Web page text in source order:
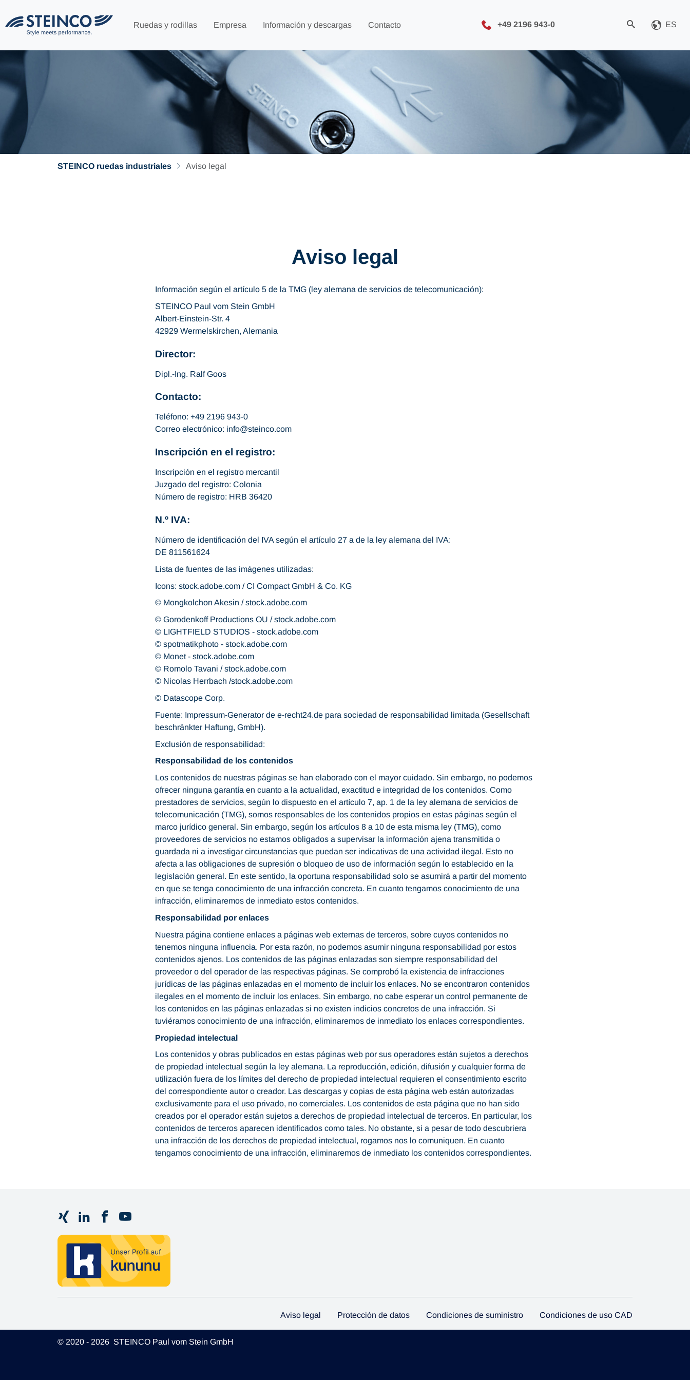
Ruedas y rodillas Empresa Información y descargas Contacto +49 2196 943-0 ES
STEINCO ruedas industriales Aviso legal
Aviso legal
Información según el artículo 5 de la TMG (ley alemana de servicios de telecomunicación):
STEINCO Paul vom Stein GmbH
Albert-Einstein-Str. 4
42929 Wermelskirchen, Alemania
Director:
Dipl.-Ing. Ralf Goos
Contacto:
Teléfono: +49 2196 943-0
Correo electrónico: info
steinco.com
Inscripción en el registro:
Inscripción en el registro mercantil
Juzgado del registro: Colonia
Número de registro: HRB 36420
N.º IVA:
Número de identificación del IVA según el artículo 27 a de la ley alemana del IVA:
DE 811561624
Lista de fuentes de las imágenes utilizadas:
Icons: stock.adobe.com / CI Compact GmbH & Co. KG
© Mongkolchon Akesin / stock.adobe.com
© Gorodenkoff Productions OU / stock.adobe.com
© LIGHTFIELD STUDIOS - stock.adobe.com
© spotmatikphoto - stock.adobe.com
© Monet - stock.adobe.com
© Romolo Tavani / stock.adobe.com
© Nicolas Herrbach /stock.adobe.com
© Datascope Corp.
Fuente: Impressum-Generator de e-recht24.de para sociedad de responsabilidad limitada (Gesellschaft
beschränkter Haftung, GmbH).
Exclusión de responsabilidad:
Responsabilidad de los contenidos
Los contenidos de nuestras páginas se han elaborado con el mayor cuidado. Sin embargo, no podemos
ofrecer ninguna garantía en cuanto a la actualidad, exactitud e integridad de los contenidos. Como
prestadores de servicios, según lo dispuesto en el artículo 7, ap. 1 de la ley alemana de servicios de
telecomunicación (TMG), somos responsables de los contenidos propios en estas páginas según el
marco jurídico general. Sin embargo, según los artículos 8 a 10 de esta misma ley (TMG), como
proveedores de servicios no estamos obligados a supervisar la información ajena transmitida o
guardada ni a investigar circunstancias que puedan ser indicativas de una actividad ilegal. Esto no
afecta a las obligaciones de supresión o bloqueo de uso de información según lo establecido en la
legislación general. En este sentido, la oportuna responsabilidad solo se asumirá a partir del momento
en que se tenga conocimiento de una infracción concreta. En cuanto tengamos conocimiento de una
infracción, eliminaremos de inmediato estos contenidos.
Responsabilidad por enlaces
Nuestra página contiene enlaces a páginas web externas de terceros, sobre cuyos contenidos no
tenemos ninguna influencia. Por esta razón, no podemos asumir ninguna responsabilidad por estos
contenidos ajenos. Los contenidos de las páginas enlazadas son siempre responsabilidad del
proveedor o del operador de las respectivas páginas. Se comprobó la existencia de infracciones
jurídicas de las páginas enlazadas en el momento de incluir los enlaces. No se encontraron contenidos
ilegales en el momento de incluir los enlaces. Sin embargo, no cabe esperar un control permanente de
los contenidos en las páginas enlazadas si no existen indicios concretos de una infracción. Si
tuviéramos conocimiento de una infracción, eliminaremos de inmediato los enlaces correspondientes.
Propiedad intelectual
Los contenidos y obras publicados en estas páginas web por sus operadores están sujetos a derechos
de propiedad intelectual según la ley alemana. La reproducción, edición, difusión y cualquier forma de
utilización fuera de los límites del derecho de propiedad intelectual requieren el consentimiento escrito
del correspondiente autor o creador. Las descargas y copias de esta página web están autorizadas
exclusivamente para el uso privado, no comerciales. Los contenidos de esta página que no han sido
creados por el operador están sujetos a derechos de propiedad intelectual de terceros. En particular, los
contenidos de terceros aparecen identificados como tales. No obstante, si a pesar de todo descubriera
una infracción de los derechos de propiedad intelectual, rogamos nos lo comuniquen. En cuanto
tengamos conocimiento de una infracción, eliminaremos de inmediato los contenidos correspondientes.
Aviso legal Protección de datos Condiciones de suministro Condiciones de uso CAD
© 2020 - 2026 STEINCO Paul vom Stein GmbH